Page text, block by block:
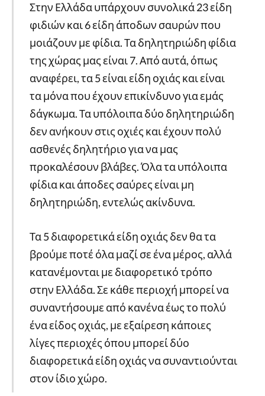
Στην Ελλάδα υπάρχουν συνολικά 23 είδη
φιδιών και 6 είδη άποδων σαυρών που
μοιάζουν με φίδια. Τα δηλητηριώδη φίδια
της χώρας μας είναι 7. Από αυτά, όπως
αναφέρει, τα 5 είναι είδη οχιάς και είναι
τα μόνα που έχουν επικίνδυνο για εμάς
δάγκωμα. Τα υπόλοιπα δύο δηλητηριώδη
δεν ανήκουν στις οχιές και έχουν πολύ
ασθενές δηλητήριο για να μας
προκαλέσουν βλάβες. Όλα τα υπόλοιπα
φίδια και άποδες σαύρες είναι μη
δηλητηριώδη, εντελώς ακίνδυνα.
Τα 5 διαφορετικά είδη οχιάς δεν θα τα
βρούμε ποτέ όλα μαζί σε ένα μέρος, αλλά
κατανέμονται με διαφορετικό τρόπο
στην Ελλάδα. Σε κάθε περιοχή μπορεί να
συναντήσουμε από κανένα έως το πολύ
ένα είδος οχιάς, με εξαίρεση κάποιες
λίγες περιοχές όπου μπορεί δύο
διαφορετικά είδη οχιάς να συναντιούνται
στον ίδιο χώρο.